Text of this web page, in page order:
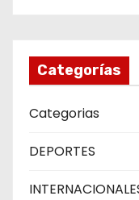
Categorías
Categorias
DEPORTES